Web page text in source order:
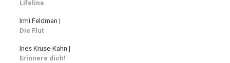
Lifeline
Irmi Feldman |
Die Flut
Ines Kruse-Kahn |
Erinnere dich!